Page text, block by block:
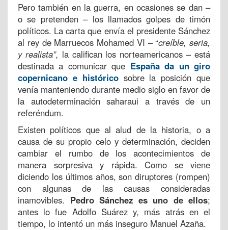
Pero también en la guerra, en ocasiones se dan –
o se pretenden – los llamados golpes de timón
políticos. La carta que envía el presidente Sánchez
al rey de Marruecos Mohamed VI – “creíble, seria,
y realista”, la califican los norteamericanos – está
destinada a comunicar que España da un giro
copernicano e históricosobre la posición que
venía manteniendo durante medio siglo en favor de
la autodeterminación saharaui a través de un
referéndum.
Existen políticos que al alud de la historia, o a
causa de su propio celo y determinación, deciden
cambiar el rumbo de los acontecimientos de
manera sorpresiva y rápida. Como se viene
diciendo los últimos años, son diruptores (rompen)
con algunas de las causas consideradas
inamovibles. Pedro Sánchez es uno de ellos;
antes lo fue Adolfo Suárez y, más atrás en el
tiempo, lo intentó un más inseguro Manuel Azaña.